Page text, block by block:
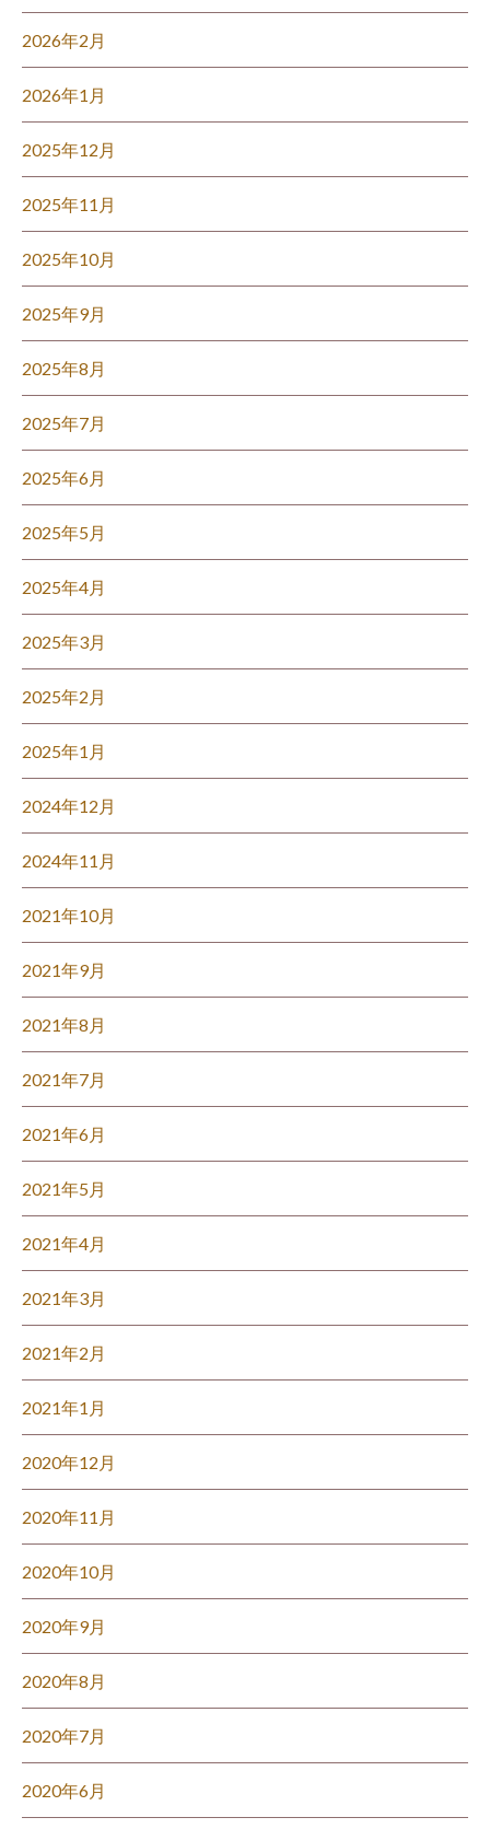
2026年2月
2026年1月
2025年12月
2025年11月
2025年10月
2025年9月
2025年8月
2025年7月
2025年6月
2025年5月
2025年4月
2025年3月
2025年2月
2025年1月
2024年12月
2024年11月
2021年10月
2021年9月
2021年8月
2021年7月
2021年6月
2021年5月
2021年4月
2021年3月
2021年2月
2021年1月
2020年12月
2020年11月
2020年10月
2020年9月
2020年8月
2020年7月
2020年6月